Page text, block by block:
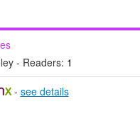
- Readers: 1
- see details